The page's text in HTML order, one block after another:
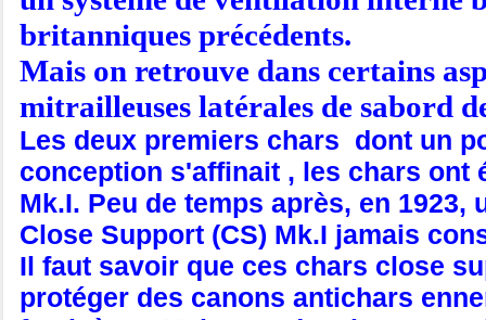
britanniques précédents.
Mais on retrouve dans certains
mitrailleuses latérales de sabord
Les deux premiers chars dont un
conception s'affinait , les chars ont
Mk.I. Peu de temps après, en
Close Support (CS) Mk.I jamais
Il faut savoir que ces chars close
protéger des canons antichars